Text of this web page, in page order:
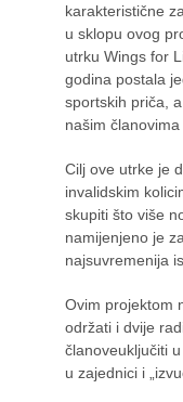
karakteristične
u sklopu ovog
utrku Wings for
godina postala
sportskih priča,
našim
Cilj ove utrke je
invalidskim
skupiti što više
namijenjeno je
najsuvremenija
Ovim projektom
održati i dvije
članoveuključiti
u zajednici i